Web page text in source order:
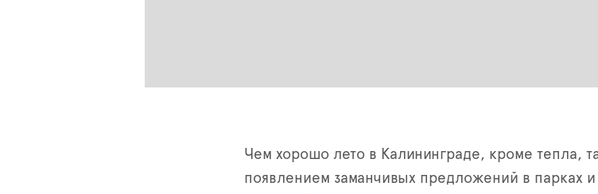
Чем хорошо лето в Калининграде, кроме тепла,
появлением заманчивых предложений в парках и